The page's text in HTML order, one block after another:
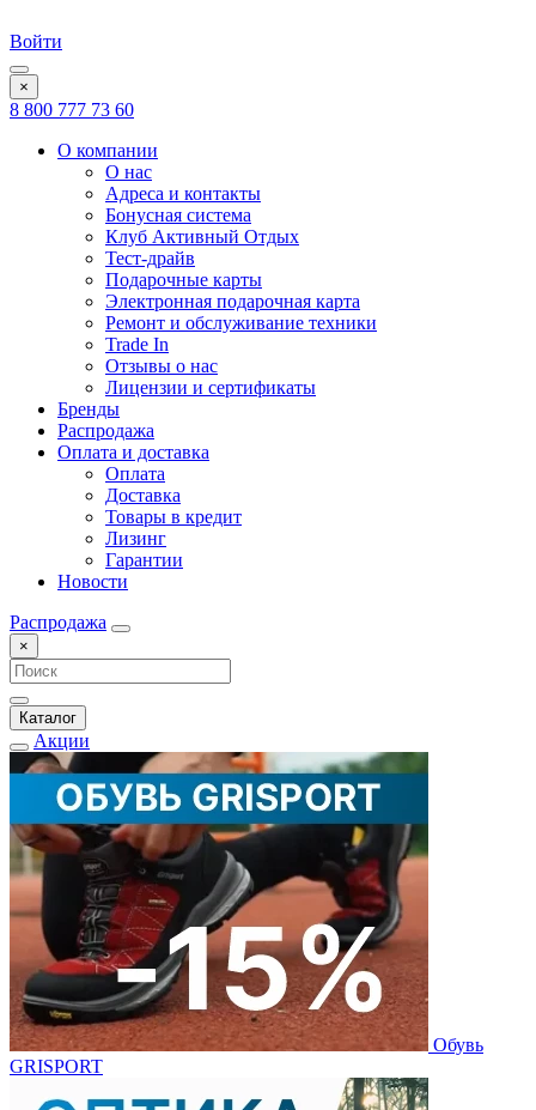
Войти
×
8 800 777 73 60
О компании
О нас
Адреса и контакты
Бонусная система
Клуб Активный Отдых
Тест-драйв
Подарочные карты
Электронная подарочная карта
Ремонт и обслуживание техники
Trade In
Отзывы о нас
Лицензии и сертификаты
Бренды
Распродажа
Оплата и доставка
Оплата
Доставка
Товары в кредит
Лизинг
Гарантии
Новости
Распродажа
×
Каталог
Акции
Обувь
GRISPORT